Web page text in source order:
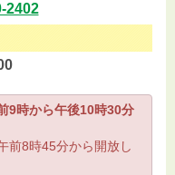
2402
9時から午後10時30分
前8時45分から開放し